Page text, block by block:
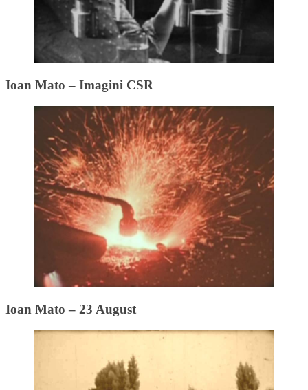
Ioan Mato – Imagini CSR
Ioan Mato – 23 August